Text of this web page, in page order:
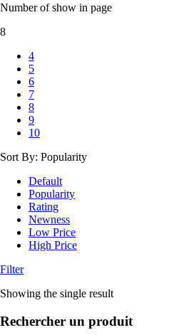
Number of show in page
8
4
5
6
7
8
9
10
Sort By: Popularity
Default
Popularity
Rating
Newness
Low Price
High Price
Filter
Showing the single result
Rechercher un produit